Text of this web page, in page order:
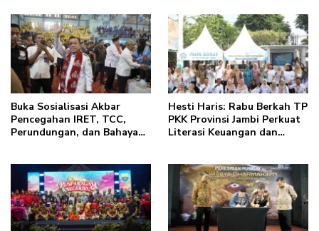
Pendidikan di Jambi
Buka Sosialisasi Akbar
Pencegahan IRET, TCC,
Perundungan, dan Bahaya
anakku bisa jaga diri, 60%
masa depan sudah ada di
tangan”
Hesti Haris: Rabu Berkah TP
PKK Provinsi Jambi Perkuat
Literasi Keuangan dan